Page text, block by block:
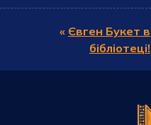
« Євген Букет в
бібліотеці!